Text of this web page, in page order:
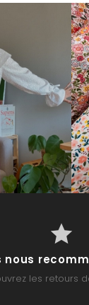
nous
les retours